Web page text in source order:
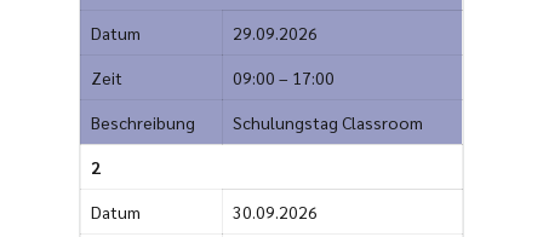
Datum 29.09.2026
Zeit 09:00 – 17:00
Beschreibung Schulungstag Classroom
2
Datum 30.09.2026